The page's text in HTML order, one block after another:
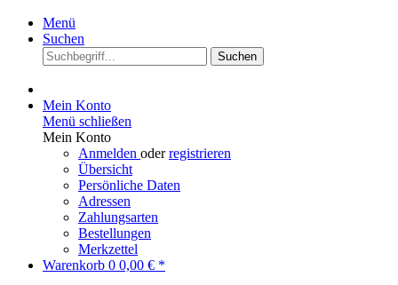
Menü
Suchen
Suchen
Mein Konto
Menü schließen
Mein Konto
Anmelden oderregistrieren
Übersicht
Persönliche Daten
Adressen
Zahlungsarten
Bestellungen
Merkzettel
Warenkorb 0 0,00 € *